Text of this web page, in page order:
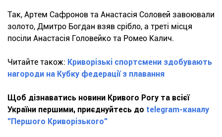
Так, Артем Сафронов та Анастасія Соловей завоювали
золото, Дмитро Богдан взяв срібло, а треті місця
посіли Анастасія Головейко та Ромео Калич.
Читайте також: Криворізькі спортсмени здобувають
нагороди на Кубку федерації з плавання
Щоб дізнаватись новини Кривого Рогу та всієї
України першими, приєднуйтесь до telegram-каналу
"Першого Криворізького"